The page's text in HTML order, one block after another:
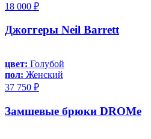
18 000 ₽
Джоггеры Neil Barrett
цвет: Голубой
пол: Женский
37 750 ₽
Замшевые брюки DROMe